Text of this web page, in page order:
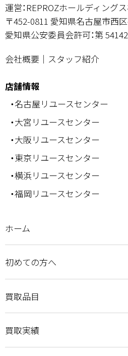
運営：REPROZホールディング
〒452-0811 愛知県名古屋市西
愛知県公安委員会許可：第
会社概要 ｜ スタッフ紹介
店舗情報
・名古屋リユースセンター
・大宮リユースセンター
・大阪リユースセンター
・東京リユースセンター
・横浜リユースセンター
・福岡リユースセンター
ホーム
初めての方へ
買取品目
買取実績